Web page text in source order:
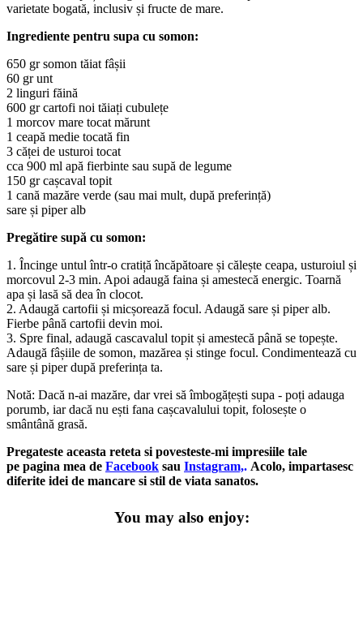
varietate bogată, inclusiv și fructe de mare.
Ingrediente pentru supa cu somon:
650 gr somon tăiat fâșii
60 gr unt
2 linguri făină
600 gr cartofi noi tăiați cubulețe
1 morcov mare tocat mărunt
1 ceapă medie tocată fin
3 căței de usturoi tocat
cca 900 ml apă fierbinte sau supă de legume
150 gr cașcaval topit
1 cană mazăre verde (sau mai mult, după preferință)
sare și piper alb
Pregătire supă cu somon:
1. Încinge untul într-o cratiță încăpătoare și călește ceapa, usturoiul și
morcovul 2-3 min. Apoi adaugă faina și amestecă energic. Toarnă
apa și lasă să dea în clocot.
2. Adaugă cartofii și micșorează focul. Adaugă sare și piper alb.
Fierbe până cartofii devin moi.
3. Spre final, adaugă cascavalul topit și amestecă până se topește.
Adaugă fâșiile de somon, mazărea și stinge focul. Condimentează cu
sare și piper după preferința ta.
Notă: Dacă n-ai mazăre, dar vrei să îmbogățești supa - poți adauga
porumb, iar dacă nu ești fana cașcavalului topit, folosește o
smântână grasă.
Pregateste aceasta reteta si povesteste-mi impresiile tale
pe pagina mea de Facebook sau Instagram,. Acolo, impartasesc
diferite idei de mancare si stil de viata sanatos.
You may also enjoy: